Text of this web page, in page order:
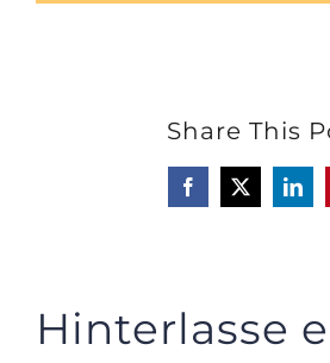
Share This
Facebook
X
Hinterlasse